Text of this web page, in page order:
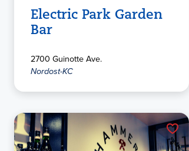
Electric Park Garden
Bar
2700 Guinotte Ave.
Nordost-KC